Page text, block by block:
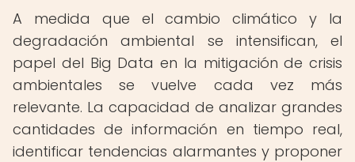
A medida que el cambio climático y la
degradación ambiental se intensifican, el
papel del Big Data en la mitigación de crisis
ambientales se vuelve cada vez más
relevante. La capacidad de analizar grandes
cantidades de información en tiempo real,
identificar tendencias alarmantes y proponer